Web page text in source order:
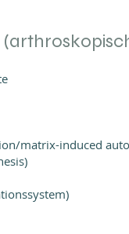
matrix-induced